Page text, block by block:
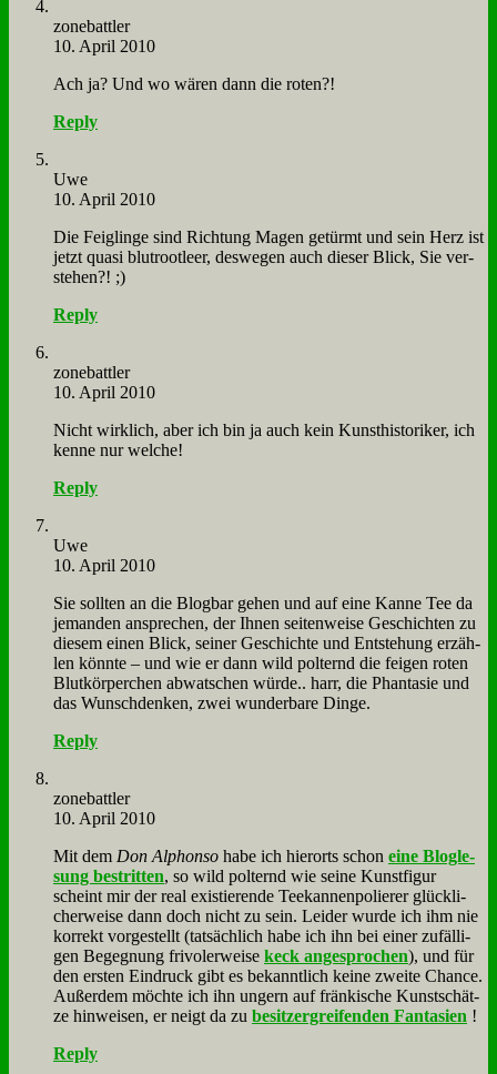
zone­batt­ler
10. April 2010
Ach ja? Und wo wä­ren dann die ro­ten?!
Reply
Uwe
10. April 2010
Die Feig­lin­ge sind Rich­tung Ma­gen ge­türmt und sein Herz ist
jetzt qua­si blut­root­leer, des­we­gen auch die­ser Blick, Sie ver­
ste­hen?! ;)
Reply
zone­batt­ler
10. April 2010
Nicht wirk­lich, aber ich bin ja auch kein Kunst­hi­sto­ri­ker, ich
ken­ne nur wel­che!
Reply
Uwe
10. April 2010
Sie soll­ten an die Blog­bar ge­hen und auf ei­ne Kan­ne Tee da
je­man­den an­spre­chen, der Ih­nen sei­ten­wei­se Ge­schich­ten zu
die­sem ei­nen Blick, sei­ner Ge­schich­te und Ent­ste­hung er­zäh­
len könn­te – und wie er dann wild pol­ternd die fei­gen ro­ten
Blut­kör­per­chen ab­wat­schen wür­de.. harr, die Phan­ta­sie und
das Wunsch­den­ken, zwei wun­der­ba­re Din­ge.
Reply
zone­batt­ler
10. April 2010
Mit dem Don Al­phon­so ha­be ich hier­orts schon ei­ne Blog­le­
sung be­strit­ten, so wild pol­ternd wie sei­ne Kunst­fi­gur
scheint mir der re­al exi­stie­ren­de Tee­kan­nen­po­lie­rer glück­li­
cher­wei­se dann doch nicht zu sein. Lei­der wur­de ich ihm nie
kor­rekt vor­ge­stellt (tat­säch­lich ha­be ich ihn bei ei­ner zu­fäl­li­
gen Be­geg­nung fri­vo­le­r­wei­se keck an­ge­spro­chen), und für
den er­sten Ein­druck gibt es be­kannt­lich kei­ne zwei­te Chan­ce.
Au­ßer­dem möch­te ich ihn un­gern auf frän­ki­sche Kunst­schät­
ze hin­wei­sen, er neigt da zu be­sitz­ergrei­fen­den Fan­ta­sien !
Reply